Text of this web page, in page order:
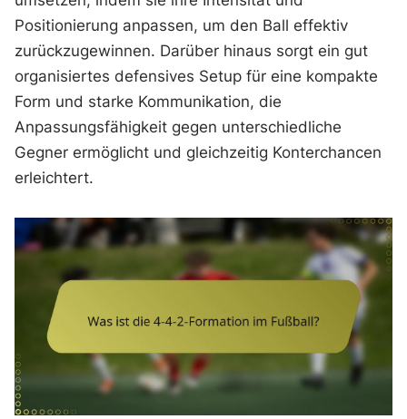
Positionierung anpassen, um den Ball effektiv
zurückzugewinnen. Darüber hinaus sorgt ein gut
organisiertes defensives Setup für eine kompakte
Form und starke Kommunikation, die
Anpassungsfähigkeit gegen unterschiedliche
Gegner ermöglicht und gleichzeitig Konterchancen
erleichtert.